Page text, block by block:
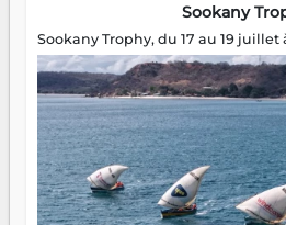
Sookany
Sookany Trophy, du 17 au 19 juillet